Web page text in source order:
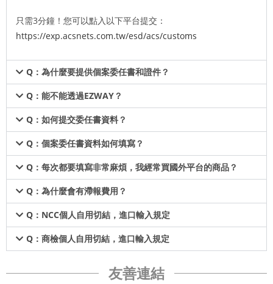
只需3分鐘！您可以點入以下平台提交：
https://exp.acsnets.com.tw/esd/acs/customs
Q：為什麼要提供個案委任書和證件？
Q：能不能透過EZWAY？
Q：如何提交委任書資料？
Q：個案委任書資料如何填寫？
Q：每次都要填寫非常麻煩，我經常買國外平台的商品？
Q：為什麼會有滯報費用？
Q：NCC個人自用切結，進口輸入規定
Q：商檢個人自用切結，進口輸入規定
友善連結